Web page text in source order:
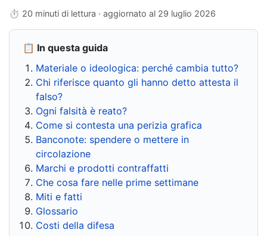
⏱ 20 minuti di lettura · aggiornato al 29 luglio 2026
📋 In questa guida
Materiale o ideologica: perché cambia tutto?
Chi riferisce quanto gli hanno detto attesta il
falso?
Ogni falsità è reato?
Come si contesta una perizia grafica
Banconote: spendere o mettere in
circolazione
Marchi e prodotti contraffatti
Che cosa fare nelle prime settimane
Miti e fatti
Glossario
Costi della difesa